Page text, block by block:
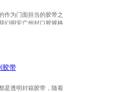
作为门面担当的胶带之
们明安广州封口胶规格
敦的选择。
胶带
是透明封箱胶带，随着